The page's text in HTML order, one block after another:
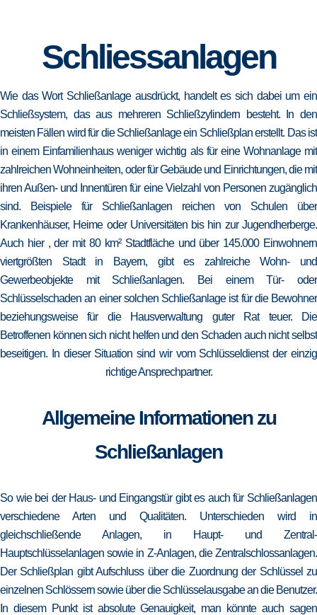
Schliessanlagen
Wie das Wort Schließanlage ausdrückt, handelt es sich dabei um ein
Schließsystem, das aus mehreren Schließzylindern besteht. In den
meisten Fällen wird für die Schließanlage ein Schließplan erstellt. Das ist
in einem Einfamilienhaus weniger wichtig als für eine Wohnanlage mit
zahlreichen Wohneinheiten, oder für Gebäude und Einrichtungen, die mit
ihren Außen- und Innentüren für eine Vielzahl von Personen zugänglich
sind. Beispiele für Schließanlagen reichen von Schulen über
Krankenhäuser, Heime oder Universitäten bis hin zur Jugendherberge.
Auch hier , der mit 80 km² Stadtfläche und über 145.000 Einwohnern
viertgrößten Stadt in Bayern, gibt es zahlreiche Wohn- und
Gewerbeobjekte mit Schließanlagen. Bei einem Tür- oder
Schlüsselschaden an einer solchen Schließanlage ist für die Bewohner
beziehungsweise für die Hausverwaltung guter Rat teuer. Die
Betroffenen können sich nicht helfen und den Schaden auch nicht selbst
beseitigen. In dieser Situation sind wir vom Schlüsseldienst der einzig
richtige Ansprechpartner.
Allgemeine Informationen zu
Schließanlagen
So wie bei der Haus- und Eingangstür gibt es auch für Schließanlagen
verschiedene Arten und Qualitäten. Unterschieden wird in
gleichschließende Anlagen, in Haupt- und Zentral-
Hauptschlüsselanlagen sowie in Z-Anlagen, die Zentralschlossanlagen.
Der Schließplan gibt Aufschluss über die Zuordnung der Schlüssel zu
einzelnen Schlössern sowie über die Schlüsselausgabe an die Benutzer.
In diesem Punkt ist absolute Genauigkeit, man könnte auch sagen